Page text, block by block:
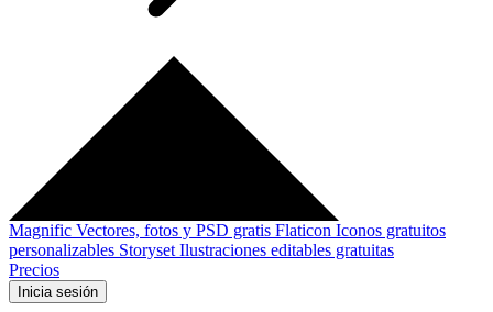
Magnific Vectores, fotos y PSD gratis Flaticon Iconos gratuitos
personalizables Storyset Ilustraciones editables gratuitas
Precios
Inicia sesión